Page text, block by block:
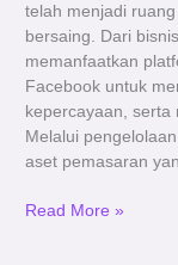
telah menjadi
bersaing. Dari
memanfaatkan
Facebook untuk
kepercayaan, serta
Melalui
aset pemasaran
Read More »